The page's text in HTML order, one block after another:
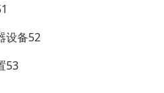
设备52
53